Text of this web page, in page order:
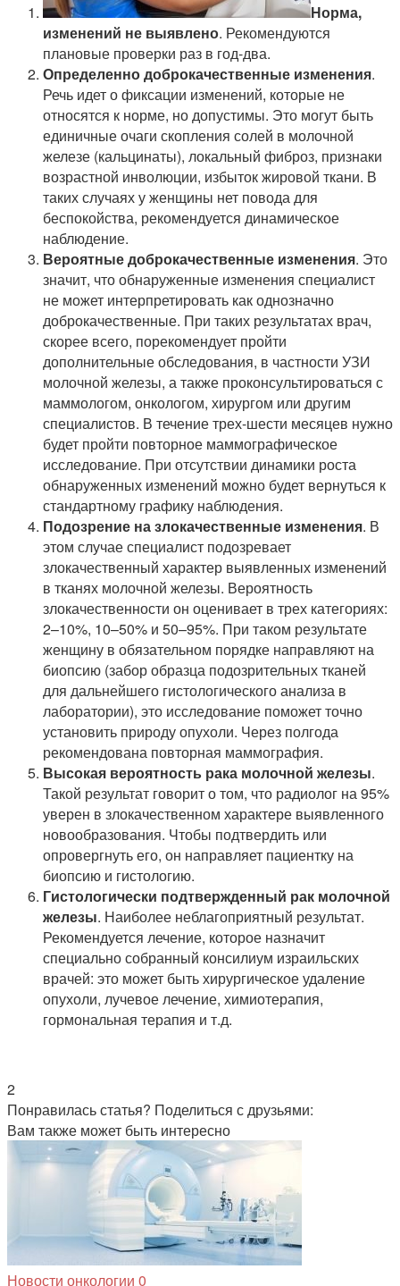
Норма,
изменений не выявлено. Рекомендуются
плановые проверки раз в год-два.
Определенно доброкачественные изменения.
Речь идет о фиксации изменений, которые не
относятся к норме, но допустимы. Это могут быть
единичныеочаги скопления солей в молочной
железе (кальцинаты), локальный фиброз, признаки
возрастной инволюции, избыток жировой ткани. В
таких случаях у женщины нет повода для
беспокойства, рекомендуется динамическое
наблюдение.
Вероятные доброкачественные изменения. Это
значит, что обнаруженные изменения специалист
не может интерпретировать как однозначно
доброкачественные. При таких результатах врач,
скорее всего, порекомендует пройти
дополнительные обследования, в частности УЗИ
молочной железы, а также проконсультироваться с
маммологом, онкологом, хирургом или другим
специалистов. В течение трех-шести месяцев нужно
будет пройти повторное маммографическое
исследование. При отсутствии динамики роста
обнаруженных изменений можно будет вернуться к
стандартному графику наблюдения.
Подозрение на злокачественные изменения. В
этом случае специалист подозревает
злокачественный характер выявленных изменений
в тканях молочной железы. Вероятность
злокачественности он оценивает в трех категориях:
2–10%, 10–50% и 50–95%. При таком результате
женщину в обязательном порядке направляют на
биопсию (забор образца подозрительных тканей
для дальнейшего гистологического анализа в
лаборатории), это исследование поможет точно
установить природу опухоли. Через полгода
рекомендована повторная маммография.
Высокая вероятность рака молочной железы.
Такой результат говорит о том, что радиолог на 95%
уверен в злокачественном характере выявленного
новообразования. Чтобы подтвердить или
опровергнуть его, он направляет пациентку на
биопсию и гистологию.
Гистологически подтвержденный рак молочной
железы. Наиболее неблагоприятный результат.
Рекомендуется лечение, которое назначит
специально собранный консилиум израильских
врачей: это может быть хирургическое удаление
опухоли, лучевое лечение, химиотерапия,
гормональная терапия и т.д.
2
Понравилась статья? Поделиться с друзьями:
Вам также может быть интересно
Новости онкологии 0